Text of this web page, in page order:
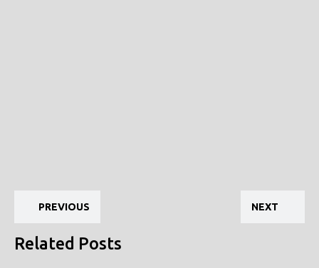
wpisu
PREVIOUS NEXT
Related Posts